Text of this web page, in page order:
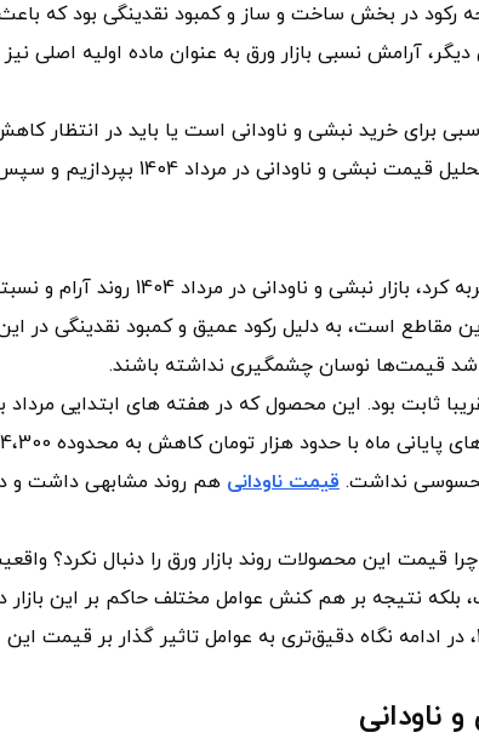
رکود در بخش ساخت‌ و ساز و کمبود نقدینگی بود که
آرامش نسبی بازار ورق به عنوان ماده اولیه اصلی نیز
برای خرید نبشی و ناودانی است یا باید در انتظار
بیشتر قیمت‌ها بود؟ برای پاسخ به این سوال، لازم است ابتدا به تحلیل قیمت نبشی و ناودانی در مرداد 1404
بر خلاف بازار ورق سیاه که در ماه مرداد تغییرات قابل توجهی را تجربه کرد، بازار نبشی و ناودانی در مرداد 1404 روند
است، به دلیل رکود عمیق و کمبود نقدینگی در
شد قیمت‌ها نوسان چشمگیری نداشته باشند.
4 در بیشتر روزهای ماه تقریبا ثابت بود. این محصول که در هفته های ابتدایی مرداد
نرخ ثابت 35،300 تومان به ازای هر کیلوگرم معامله می‌شد، در روزهای پایانی ماه با حدود
محسوسی نداشت. قیمت ناودانی هم روند مشابهی داشت و
این محصولات روند بازار ورق را دنبال نکرد؟
نتیجه بر هم کنش عوامل مختلف حاکم بر این بازار
ماه گذشته است. برای تحلیل قیمت نبشی و ناودانی در مرداد 1404، در ادامه نگاه دقیق‌تری به عوامل تاثیر گذار بر قیمت این
ناودانی